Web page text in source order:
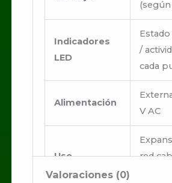
Indicadores
LED
/
cada
Alimentación
V AC
Uso
recomendado
red
Valoraciones (0)